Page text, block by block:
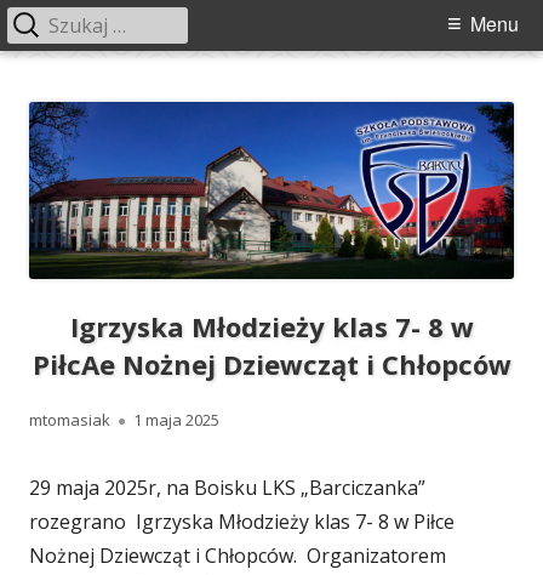
treści
Świebockiego w Barcicach
Menu
Menu
Szukaj:
Igrzyska Młodzieży klas 7- 8 w
PiłcAe Nożnej Dziewcząt i Chłopców
Autor
mtomasiak Opublikowano
1 maja 2025
29 maja 2025r, na Boisku LKS „Barciczanka”
rozegrano Igrzyska Młodzieży klas 7- 8 w Piłce
Nożnej Dziewcząt i Chłopców. Organizatorem